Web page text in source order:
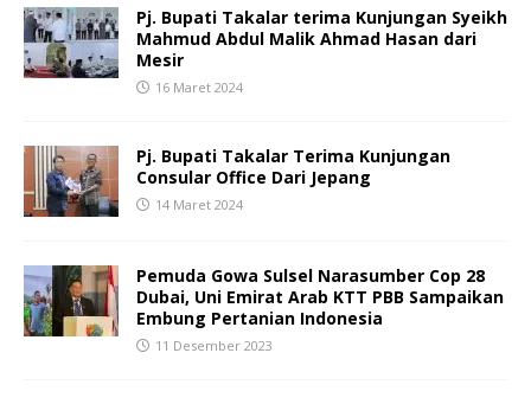
Pj. Bupati Takalar terima Kunjungan Syeikh
Mahmud Abdul Malik Ahmad Hasan dari
Mesir
16 Maret 2024
Pj. Bupati Takalar Terima Kunjungan
Consular Office Dari Jepang
14 Maret 2024
Pemuda Gowa Sulsel Narasumber Cop 28
Dubai, Uni Emirat Arab KTT PBB Sampaikan
Embung Pertanian Indonesia
11 Desember 2023